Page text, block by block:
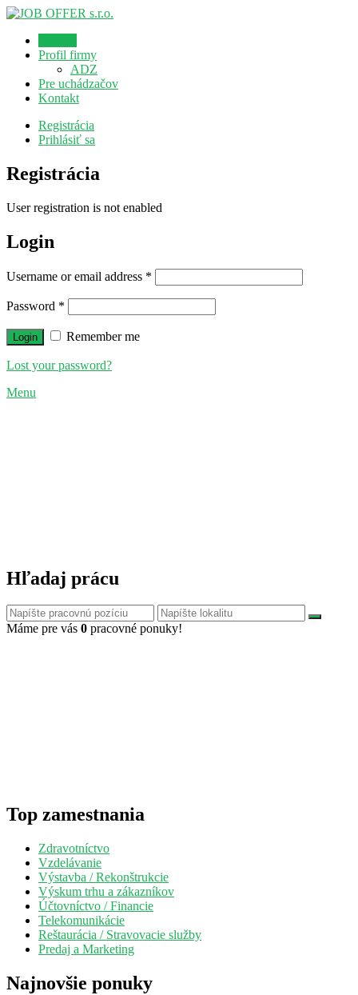
Profil firmy
ADZ
Pre uchádzačov
Kontakt
Registrácia
Prihlásiť sa
Registrácia
User registration is not enabled
Login
Username or email address *
Password *
Remember me
Lost your password?
Menu
Hľadaj prácu
Máme pre vás 0 pracovné ponuky!
Top zamestnania
Zdravotníctvo
Vzdelávanie
Výstavba / Rekonštrukcie
Výskum trhu a zákazníkov
Účtovníctvo / Financie
Telekomunikácie
Reštaurácia / Stravovacie služby
Predaj a Marketing
Najnovšie ponuky